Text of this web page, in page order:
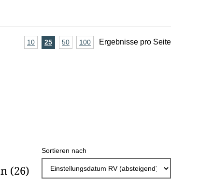
A
g
e
10Ergebnisse
25Ergebnisse
50Ergebnisse
100Ergebnisse
Ergebnisse pro Seite
(26)
Sortieren nach